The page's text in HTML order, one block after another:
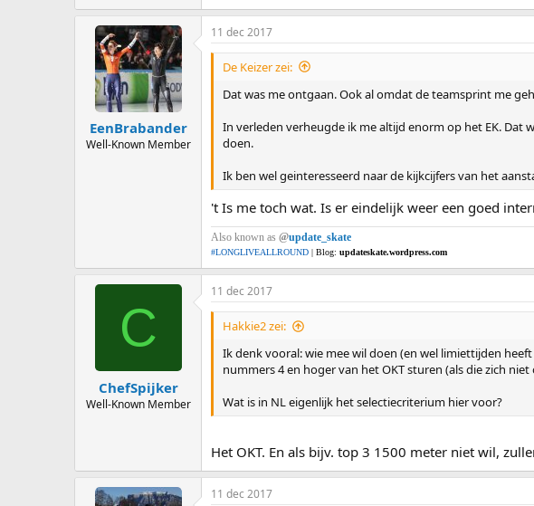
EenBrabander
Well-Known Member
11 dec 2017
De Keizer zei:
Dat was me ontgaan. Ook al omdat de teamsprint me
In verleden verheugde ik me altijd enorm op het EK.
doen.
Ik ben wel geinteresseerd naar de kijkcijfers van het
't Is me toch wat. Is er eindelijk weer een goed
Also known as @update_skate
#LONGLIVEALLROUND | Blog: updateskate.wordpress.com
C
ChefSpijker
Well-Known Member
11 dec 2017
Hakkie2 zei:
Ik denk vooral: wie mee wil doen (en wel limiettijden
nummers 4 en hoger van het OKT sturen (als die zich
Wat is in NL eigenlijk het selectiecriterium hier voor?
Het OKT. En als bijv. top 3 1500 meter niet wil,
11 dec 2017